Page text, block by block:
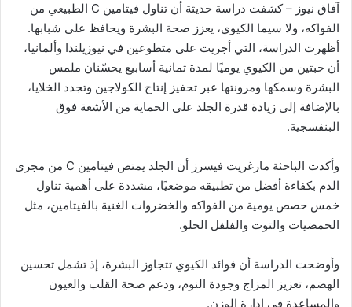
آفاق نيوز – كشفت دراسة حديثة أن تناول فيتامين C الطبيعي من
الفواكه، ولا سيما الكيوي، يعزز صحة البشرة ويحافظ على شبابها.
أظهرت الدراسة، التي أجريت على متطوعين في نيوزيلندا وألمانيا،
أن حبتين من الكيوي يوميًا لمدة ثمانية أسابيع يحسّنان ملمس
البشرة وسمكها ومرونتها عبر تحفيز إنتاج الكولاجين وتجدد الخلايا،
بالإضافة إلى زيادة قدرة الجلد على الحماية من الأشعة فوق
البنفسجية.
وأكدت الباحثة مارغريت فيسرز أن الجلد يمتص فيتامين C من مجرى
الدم بكفاءة أفضل من تطبيقه موضعيًا، مشددة على أهمية تناول
خمس حصص يومية من الفواكه والخضروات الغنية بالفيتامين، مثل
الحمضيات والتوت والفلفل الحلو.
وأوضحت الدراسة أن فوائد الكيوي تتجاوز البشرة، إذ تشمل تحسين
الهضم، تعزيز المزاج وجودة النوم، ودعم صحة القلب والعيون
والمساعدة في إدارة الوزن.